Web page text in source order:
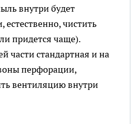
внутри будет
естественно, чистить
придется чаще).
части стандартная и на
перфорации,
вентиляцию внутри